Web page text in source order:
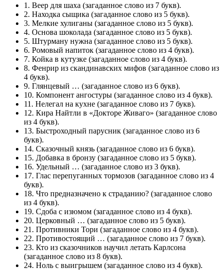
1. Веер для шаха (загаданное слово из 7 букв).
2. Находка сыщика (загаданное слово из 5 букв).
3. Мелкие хулиганы (загаданное слово из 5 букв).
4. Основа шоколада (загаданное слово из 5 букв).
5. Штурману нужна (загаданное слово из 5 букв).
6. Ромовый напиток (загаданное слово из 4 букв).
7. Койка в кутузке (загаданное слово из 4 букв).
8. Фенрир из скандинавских мифов (загаданное слово из
4 букв).
9. Глянцевый … (загаданное слово из 6 букв).
10. Компонент ангостуры (загаданное слово из 4 букв).
11. Нелегал на кухне (загаданное слово из 7 букв).
12. Кира Найтли в «Докторе Живаго» (загаданное слово
из 4 букв).
13. Быстроходный парусник (загаданное слово из 6
букв).
14. Сказочный князь (загаданное слово из 6 букв).
15. Добавка в бронзу (загаданное слово из 5 букв).
16. Удельный … (загаданное слово из 3 букв).
17. Глас перепуганных тормозов (загаданное слово из 4
букв).
18. Что предназначено к страданию? (загаданное слово
из 4 букв).
19. Сдоба с изюмом (загаданное слово из 4 букв).
20. Церковный … (загаданное слово из 5 букв).
21. Противники Тори (загаданное слово из 4 букв).
22. Противостоящий … (загаданное слово из 7 букв).
23. Кто из сказочников научил летать Карлсона
(загаданное слово из 8 букв).
24. Ноль с выигрышем (загаданное слово из 4 букв).